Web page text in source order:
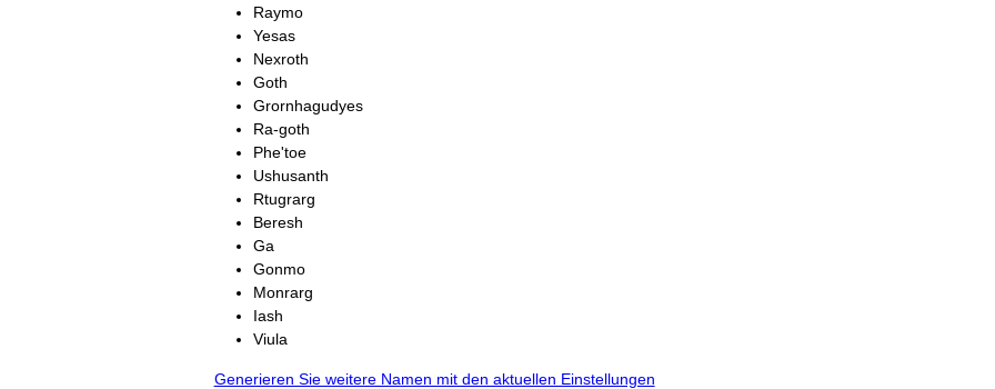
Raymo
Yesas
Nexroth
Goth
Grornhagudyes
Ra-goth
Phe'toe
Ushusanth
Rtugrarg
Beresh
Ga
Gonmo
Monrarg
Iash
Viula
Generieren Sie weitere Namen mit den aktuellen Einstellungen